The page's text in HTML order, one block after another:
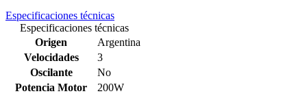
Especificaciones técnicas
Especificaciones técnicas
Origen
Argentina
Velocidades
3
Oscilante
No
Potencia Motor
200W